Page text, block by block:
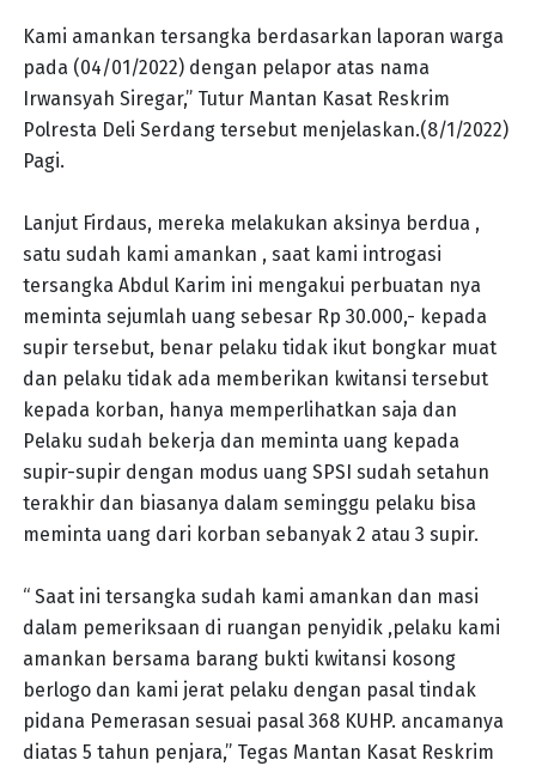
Kami amankan tersangka berdasarkan laporan warga
pada (04/01/2022) dengan pelapor atas nama
Irwansyah Siregar,” Tutur Mantan Kasat Reskrim
Polresta Deli Serdang tersebut menjelaskan.(8/1/2022)
Pagi.
Lanjut Firdaus, mereka melakukan aksinya berdua ,
satu sudah kami amankan , saat kami introgasi
tersangka Abdul Karim ini mengakui perbuatan nya
meminta sejumlah uang sebesar Rp 30.000,- kepada
supir tersebut, benar pelaku tidak ikut bongkar muat
dan pelaku tidak ada memberikan kwitansi tersebut
kepada korban, hanya memperlihatkan saja dan
Pelaku sudah bekerja dan meminta uang kepada
supir-supir dengan modus uang SPSI sudah setahun
terakhir dan biasanya dalam seminggu pelaku bisa
meminta uang dari korban sebanyak 2 atau 3 supir.
“ Saat ini tersangka sudah kami amankan dan masi
dalam pemeriksaan di ruangan penyidik ,pelaku kami
amankan bersama barang bukti kwitansi kosong
berlogo dan kami jerat pelaku dengan pasal tindak
pidana Pemerasan sesuai pasal 368 KUHP. ancamanya
diatas 5 tahun penjara,” Tegas Mantan Kasat Reskrim